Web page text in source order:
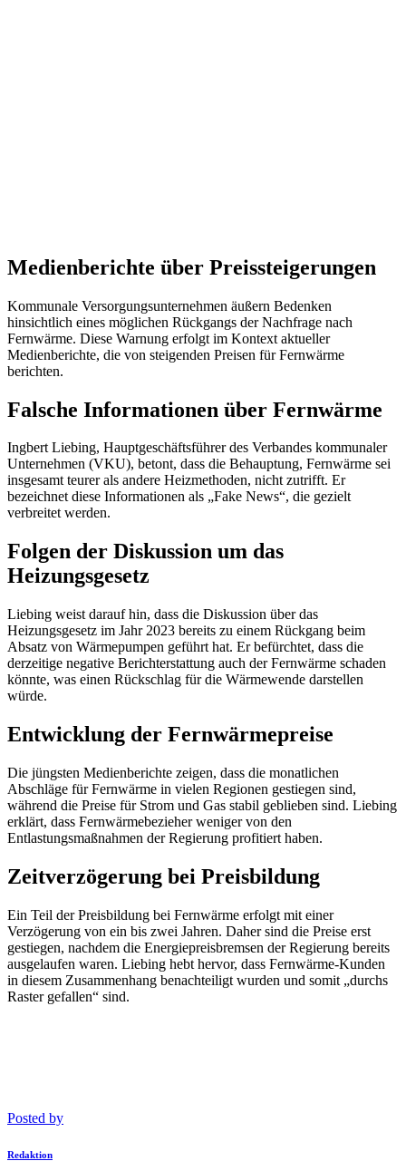
Medienberichte über Preissteigerungen
Kommunale Versorgungsunternehmen äußern Bedenken
hinsichtlich eines möglichen Rückgangs der Nachfrage nach
Fernwärme. Diese Warnung erfolgt im Kontext aktueller
Medienberichte, die von steigenden Preisen für Fernwärme
berichten.
Falsche Informationen über Fernwärme
Ingbert Liebing, Hauptgeschäftsführer des Verbandes kommunaler
Unternehmen (VKU), betont, dass die Behauptung, Fernwärme sei
insgesamt teurer als andere Heizmethoden, nicht zutrifft. Er
bezeichnet diese Informationen als „Fake News“, die gezielt
verbreitet werden.
Folgen der Diskussion um das
Heizungsgesetz
Liebing weist darauf hin, dass die Diskussion über das
Heizungsgesetz im Jahr 2023 bereits zu einem Rückgang beim
Absatz von Wärmepumpen geführt hat. Er befürchtet, dass die
derzeitige negative Berichterstattung auch der Fernwärme schaden
könnte, was einen Rückschlag für die Wärmewende darstellen
würde.
Entwicklung der Fernwärmepreise
Die jüngsten Medienberichte zeigen, dass die monatlichen
Abschläge für Fernwärme in vielen Regionen gestiegen sind,
während die Preise für Strom und Gas stabil geblieben sind. Liebing
erklärt, dass Fernwärmebezieher weniger von den
Entlastungsmaßnahmen der Regierung profitiert haben.
Zeitverzögerung bei Preisbildung
Ein Teil der Preisbildung bei Fernwärme erfolgt mit einer
Verzögerung von ein bis zwei Jahren. Daher sind die Preise erst
gestiegen, nachdem die Energiepreisbremsen der Regierung bereits
ausgelaufen waren. Liebing hebt hervor, dass Fernwärme-Kunden
in diesem Zusammenhang benachteiligt wurden und somit „durchs
Raster gefallen“ sind.
Posted by
Redaktion